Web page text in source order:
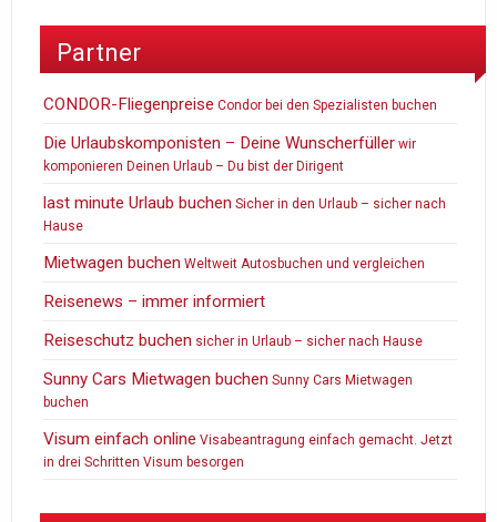
Partner
CONDOR-Fliegenpreise Condor bei den Spezialisten buchen
Die Urlaubskomponisten – Deine Wunscherfüller wir
komponieren Deinen Urlaub – Du bist der Dirigent
last minute Urlaub buchen Sicher in den Urlaub – sicher nach
Hause
Mietwagen buchen Weltweit Autosbuchen und vergleichen
Reisenews – immer informiert
Reiseschutz buchen sicher in Urlaub – sicher nach Hause
Sunny Cars Mietwagen buchen Sunny Cars Mietwagen
buchen
Visum einfach online Visabeantragung einfach gemacht. Jetzt
in drei Schritten Visum besorgen